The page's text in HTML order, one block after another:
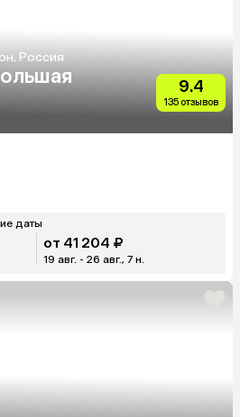
Россия
9.4
135 отзывов
даты
от 41 204 ₽
19 авг. - 26 авг., 7 н.